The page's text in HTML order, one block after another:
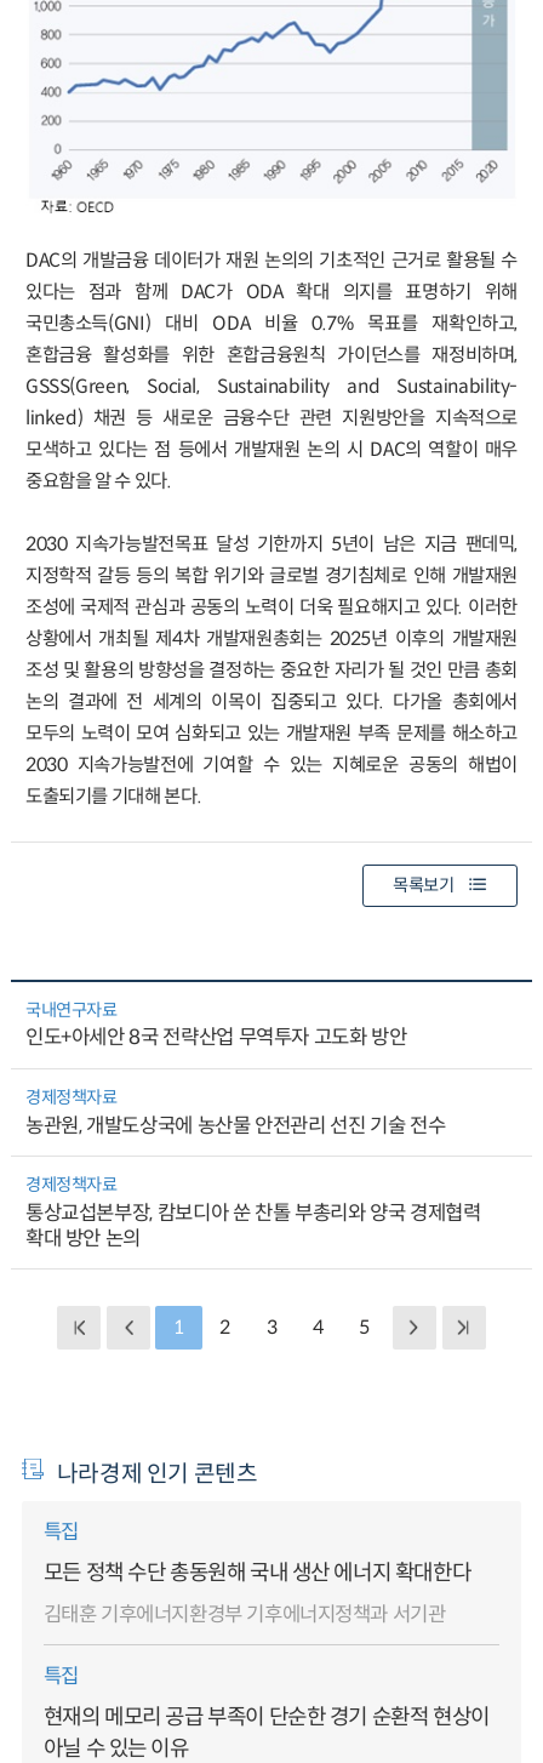
DAC의 개발금융 데이터가 재원 논의의 기초적인 근거로 활용될 수
있다는 점과 함께 DAC가 ODA 확대 의지를 표명하기 위해
국민총소득(GNI) 대비 ODA 비율 0.7% 목표를 재확인하고,
혼합금융 활성화를 위한 혼합금융원칙 가이던스를 재정비하며,
GSSS(Green, Social, Sustainability and Sustainability-
linked) 채권 등 새로운 금융수단 관련 지원방안을 지속적으로
모색하고 있다는 점 등에서 개발재원 논의 시 DAC의 역할이 매우
중요함을 알 수 있다.
2030 지속가능발전목표 달성 기한까지 5년이 남은 지금 팬데믹,
지정학적 갈등 등의 복합 위기와 글로벌 경기침체로 인해 개발재원
조성에 국제적 관심과 공동의 노력이 더욱 필요해지고 있다. 이러한
상황에서 개최될 제4차 개발재원총회는 2025년 이후의 개발재원
조성 및 활용의 방향성을 결정하는 중요한 자리가 될 것인 만큼 총회
논의 결과에 전 세계의 이목이 집중되고 있다. 다가올 총회에서
모두의 노력이 모여 심화되고 있는 개발재원 부족 문제를 해소하고
2030 지속가능발전에 기여할 수 있는 지혜로운 공동의 해법이
도출되기를 기대해 본다.
목록보기
국내연구자료
인도+아세안 8국 전략산업 무역투자 고도화 방안
경제정책자료
농관원, 개발도상국에 농산물 안전관리 선진 기술 전수
경제정책자료
통상교섭본부장, 캄보디아 쑨 찬톨 부총리와 양국 경제협력
확대 방안 논의
1 2 3 4 5
나라경제 인기 콘텐츠
특집
모든 정책 수단 총동원해 국내 생산 에너지 확대한다
김태훈 기후에너지환경부 기후에너지정책과 서기관
특집
현재의 메모리 공급 부족이 단순한 경기 순환적 현상이
아닐 수 있는 이유